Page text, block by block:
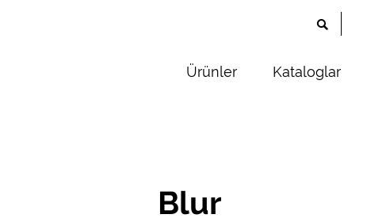
Ürünler Kataloglar
Blur